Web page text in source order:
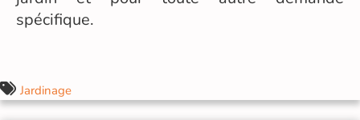
spécifique.
Jardinage